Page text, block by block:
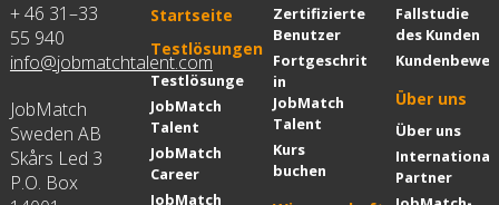
+ 46 31–33
55 940
info@jobmatchtalent.com
JobMatch
Sweden AB
Skårs Led 3
P.O. Box
Startseite
Testlösungen
Testlösungen
JobMatch
Talent
JobMatch
Career
JobMatch
Zertifizierte
Benutzer
Fortgeschrittenenkurs
in
JobMatch
Talent
Kurs
buchen
Fallstudie
des Kunden
Über uns
Über uns
Partner